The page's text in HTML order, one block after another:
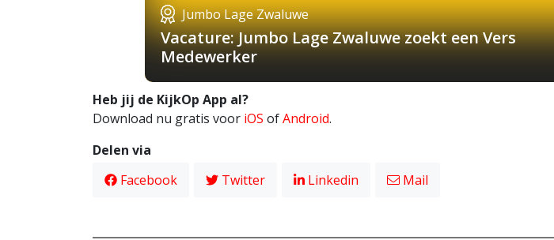
Jumbo Lage Zwaluwe
Vacature: Jumbo Lage Zwaluwe zoekt een Vers
Medewerker
Heb jij de KijkOp App al?
Download nu gratis voor iOS ofAndroid.
Delen via
Facebook
Twitter Linkedin Mail